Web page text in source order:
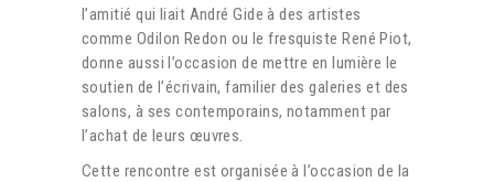
l’amitié qui liait André Gide à des artistes
comme Odilon Redon ou le fresquiste René Piot,
donne aussi l’occasion de mettre en lumière le
soutien de l’écrivain, familier des galeries et des
salons, à ses contemporains, notamment par
l’achat de leurs œuvres.
Cette rencontre est organisée à l’occasion de la